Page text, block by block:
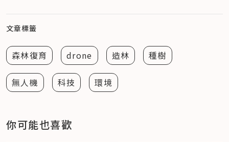
文章標籤
森林復育 drone 造林 種樹
無人機 科技 環境
你可能也喜歡